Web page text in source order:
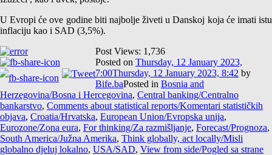
U Evropi će ove godine biti najbolje živeti u Danskoj koja će imati istu
inflaciju kao i SAD (3,5%).
Post Views: 1,736
Posted on Thursday, 12 January 2023,
7:00Thursday, 12 January 2023, 8:42 by
Bife.baPosted in Bosnia and
Herzegovina/Bosna i Hercegovina, Central banking/Centralno
bankarstvo, Comments about statistical reports/Komentari statističkih
objava, Croatia/Hrvatska, European Union/Evropska unija,
Eurozone/Zona eura, For thinking/Za razmišljanje, Forecast/Prognoza,
South America/Južna Amerika, Think globally, act locally/Misli
globalno djeluj lokalno, USA/SAD, View from side/Pogled sa strane